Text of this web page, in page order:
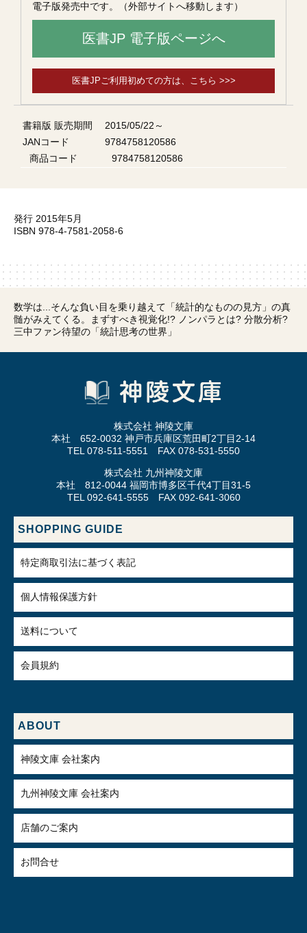
電子版発売中です。（外部サイトへ移動します）
医書JP 電子版ページへ
医書JPご利用初めての方は、こちら >>>
書籍版 販売期間
2015/05/22～
JANコード
9784758120586
商品コード
9784758120586
発行 2015年5月
ISBN 978-4-7581-2058-6
数学は...そんな負い目を乗り越えて「統計的なものの見方」の真
髄がみえてくる。まずすべき視覚化!? ノンパラとは? 分散分析?
三中ファン待望の「統計思考の世界」
株式会社 神陵文庫
本社 652-0032 神戸市兵庫区荒田町2丁目2-14
TEL 078-511-5551 FAX 078-531-5550
株式会社 九州神陵文庫
本社 812-0044 福岡市博多区千代4丁目31-5
TEL 092-641-5555 FAX 092-641-3060
SHOPPING GUIDE
特定商取引法に基づく表記
個人情報保護方針
送料について
会員規約
ABOUT
神陵文庫 会社案内
九州神陵文庫 会社案内
店舗のご案内
お問合せ